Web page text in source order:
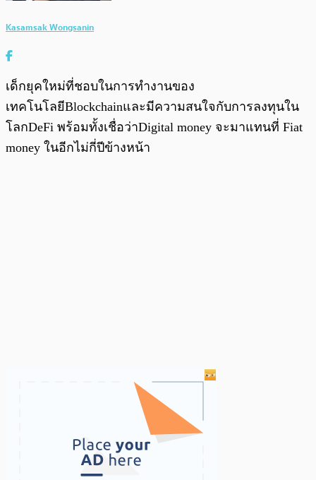
Kasamsak Wongsanin
เด็กยุคใหม่ที่ชอบในการทำงานของ
เทคโนโลยีBlockchainและมีความสนใจกับการลงทุนใน
โลกDeFi พร้อมทั้งเชื่อว่าDigital money จะมาแทนที่ Fiat
money ในอีกไม่กี่ปีข้างหน้า